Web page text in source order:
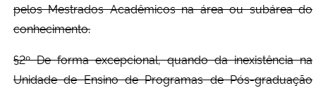
pelos Mestrados Acadêmicos na área ou subárea do
conhecimento.
§2º De forma excepcional, quando da inexistência na
Unidade de Ensino de Programas de Pós-graduação